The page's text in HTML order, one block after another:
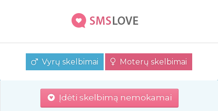
Vyrų skelbimai Moterų skelbimai
Įdėti skelbimą nemokamai